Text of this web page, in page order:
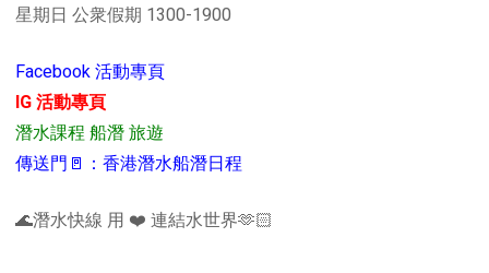
星期日 公衆假期 1300-1900
Facebook 活動專頁
IG 活動專頁
潛水課程 船潛 旅遊
傳送門🚪：香港潛水船潛日程
🌊潛水快線 用 ❤️ 連結水世界🫶🏻